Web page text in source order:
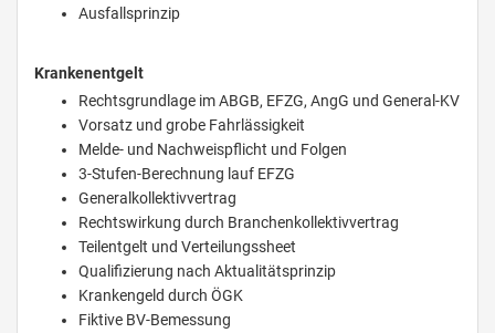
Ausfallsprinzip
Krankenentgelt
Rechtsgrundlage im ABGB, EFZG, AngG und General-KV
Vorsatz und grobe Fahrlässigkeit
Melde- und Nachweispflicht und Folgen
3-Stufen-Berechnung lauf EFZG
Generalkollektivvertrag
Rechtswirkung durch Branchenkollektivvertrag
Teilentgelt und Verteilungssheet
Qualifizierung nach Aktualitätsprinzip
Krankengeld durch ÖGK
Fiktive BV-Bemessung